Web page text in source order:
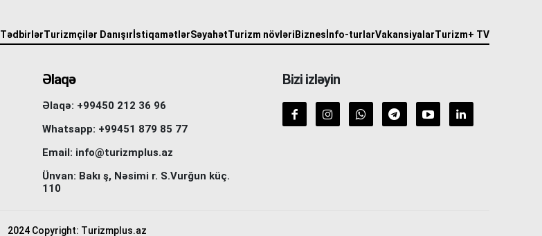
TədbirlərTurizmçilər Danışır İstiqamətlərSəyahətTurizm növləri Biznes İnfo-turlarVakansiyalarTurizm+ TV
Əlaqə
Əlaqə: +99450 212 36 96
Whatsapp: +99451 879 85 77
Email: info@turizmplus.az
Ünvan: Bakı ş, Nəsimi r. S.Vurğun küç.
110
Bizi izləyin
2024 Copyright: Turizmplus.az